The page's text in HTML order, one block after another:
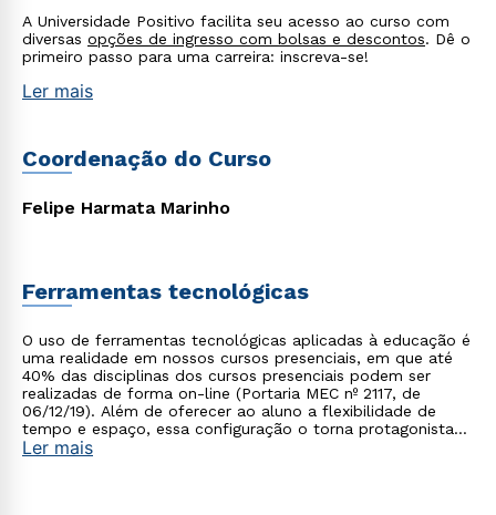
A Universidade Positivo facilita seu acesso ao curso com
diversas opções de ingresso com bolsas e descontos. Dê o
primeiro passo para uma carreira: inscreva-se!
Ler mais
Coordenação do Curso
Felipe Harmata Marinho
Ferramentas tecnológicas
O uso de ferramentas tecnológicas aplicadas à educação é
uma realidade em nossos cursos presenciais, em que até
40% das disciplinas dos cursos presenciais podem ser
realizadas de forma on-line (Portaria MEC nº 2117, de
06/12/19). Além de oferecer ao aluno a flexibilidade de
tempo e espaço, essa configuração o torna protagonista
no processo de construção do seu conhecimento.
Ler mais
Rápido e fácil
ou